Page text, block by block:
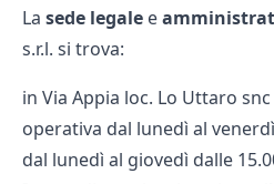
La sede legale e
s.r.l. si trova:
in Via Appia loc. Lo Uttaro snc
operativa dal lunedì al
dal lunedì al giovedì dalle